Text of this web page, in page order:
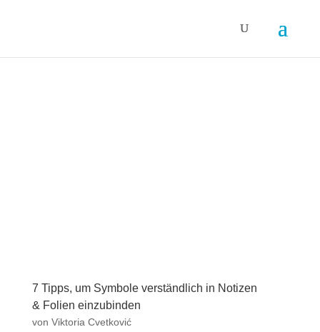
7 Tipps, um Symbole verständlich in Notizen
& Folien einzubinden
von Viktoria Cvetković